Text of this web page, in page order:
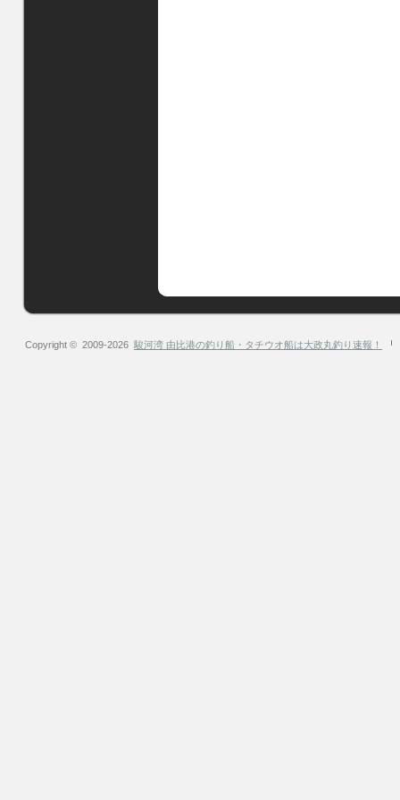
Copyright © 2009-2026 駿河湾 由比港の釣り船・タチウオ船は大政丸釣り速報！